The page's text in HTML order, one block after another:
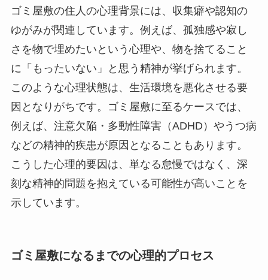
ゴミ屋敷の住人の心理背景には、収集癖や認知の
ゆがみが関連しています。例えば、孤独感や寂し
さを物で埋めたいという心理や、物を捨てること
に「もったいない」と思う精神が挙げられます。
このような心理状態は、生活環境を悪化させる要
因となりがちです。ゴミ屋敷に至るケースでは、
例えば、注意欠陥・多動性障害（ADHD）やうつ病
などの精神的疾患が原因となることもあります。
こうした心理的要因は、単なる怠慢ではなく、深
刻な精神的問題を抱えている可能性が高いことを
示しています。
ゴミ屋敷になるまでの心理的プロセス